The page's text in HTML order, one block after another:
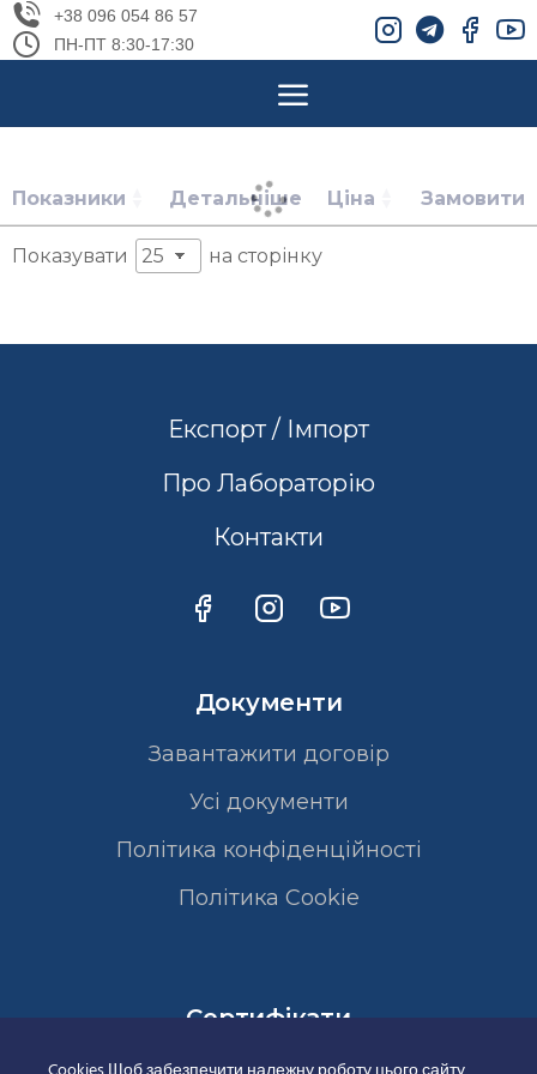
+38 096 054 86 57
ПН-ПТ 8:30-17:30
Показники Детальніше Ціна Замовити
Показувати на сторінку
Експорт / Імпорт
Про Лабораторію
Контакти
Документи
Завантажити договір
Усі документи
Політика конфіденційності
Полiтика Cookie
Сертифікати